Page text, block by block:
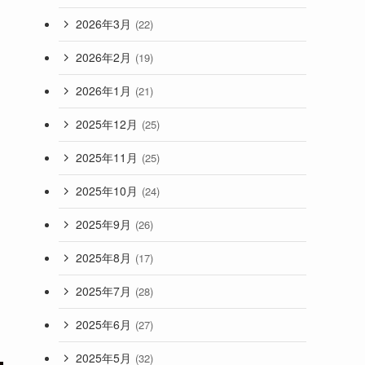
2026年3月 (22)
2026年2月 (19)
2026年1月 (21)
2025年12月 (25)
2025年11月 (25)
2025年10月 (24)
2025年9月 (26)
2025年8月 (17)
2025年7月 (28)
2025年6月 (27)
2025年5月 (32)